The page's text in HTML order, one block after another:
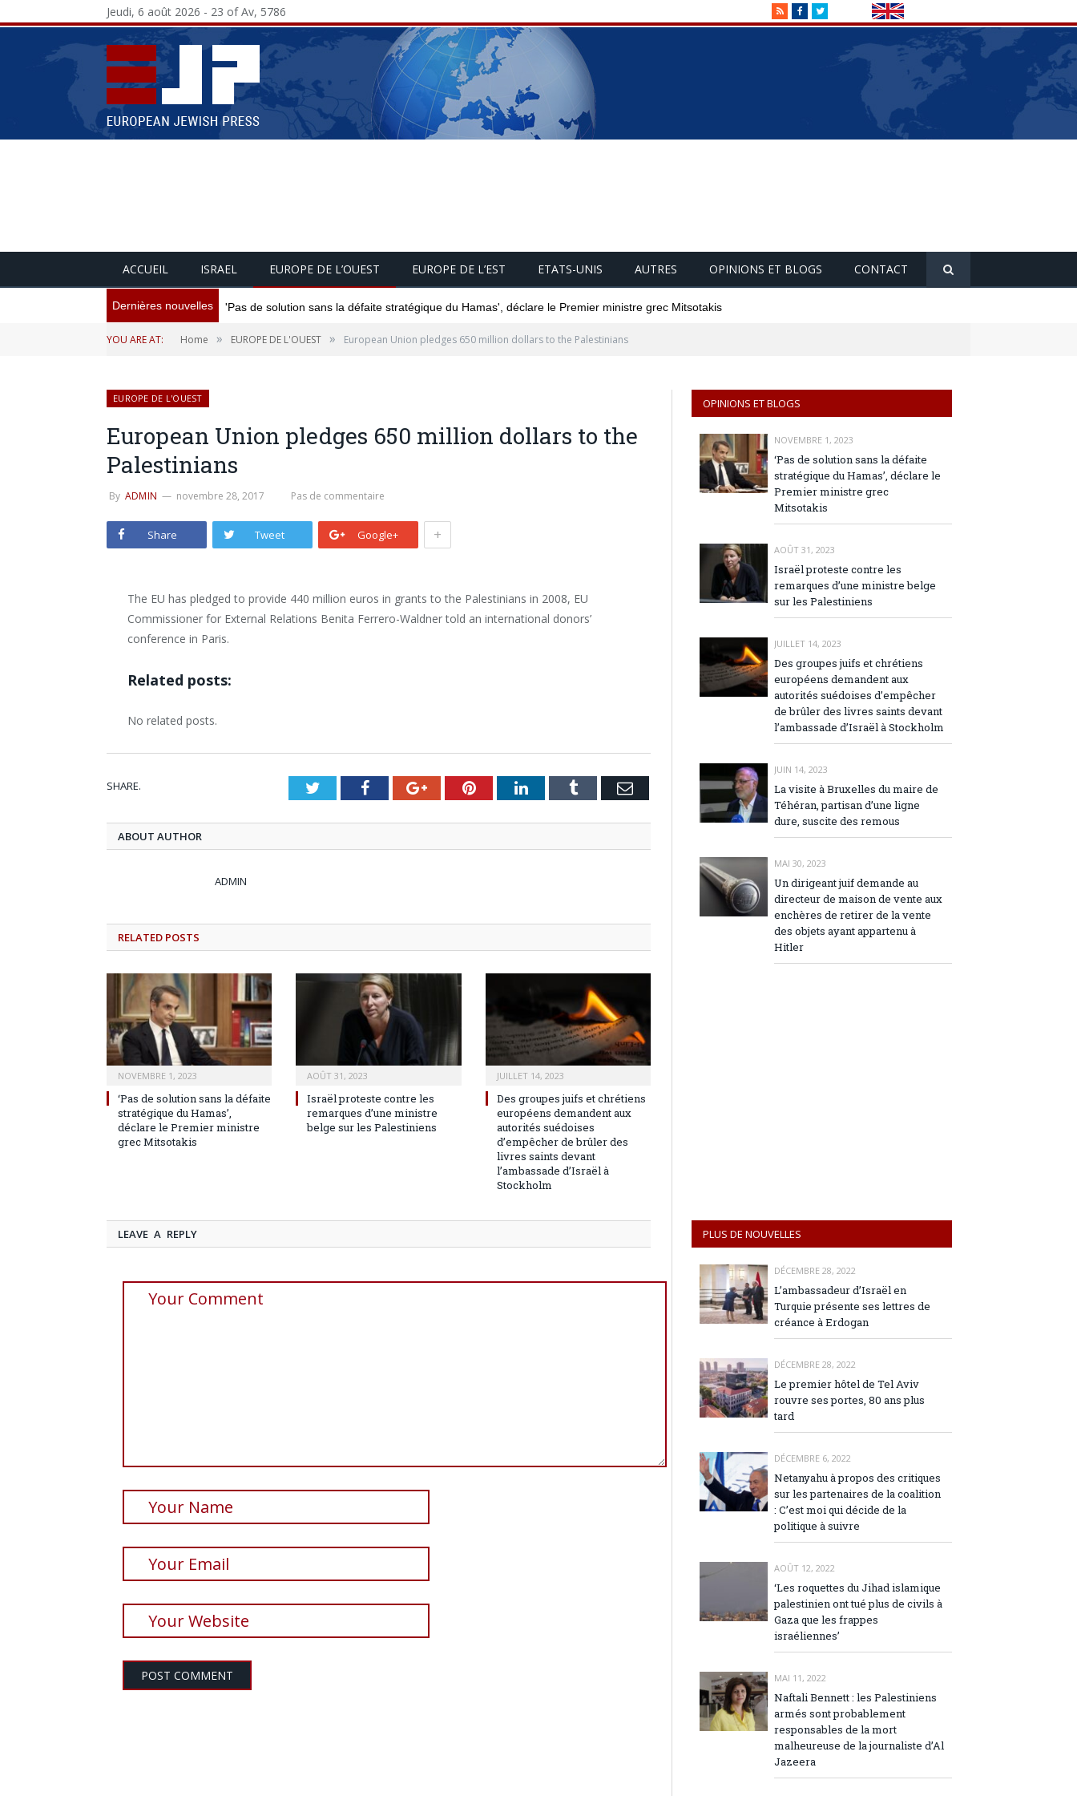
RSSFacebookTwitter
Jeudi, 6 août 2026 - 23 of Av, 5786
ACCUEIL ISRAEL EUROPE DE L’OUEST EUROPE DE L’EST ETATS-UNIS AUTRES OPINIONS ET BLOGS CONTACT
Dernières nouvelles 'Pas de solution sans la défaite stratégique du Hamas', déclare le Premier ministre grec Mitsotakis
YOU ARE AT: Home » EUROPE DE L'OUEST » European Union pledges 650 million dollars to the Palestinians
EUROPE DE L'OUEST
European Union pledges 650 million dollars to the
Palestinians
By ADMIN novembre 28, 2017 Pas de commentaire
Share Tweet Google+ +
The EU has pledged to provide 440 million euros in grants to the Palestinians in 2008, EU
Commissioner for External Relations Benita Ferrero-Waldner told an international donors’
conference in Paris.
Related posts:
No related posts.
SHARE. TwitterFacebookGoogle+PinterestLinkedInTumblr Email
ABOUT AUTHOR
ADMIN
RELATED POSTS
NOVEMBRE 1, 2023
‘Pas de solution sans la défaite
stratégique du Hamas’,
déclare le Premier ministre
grec Mitsotakis
AOÛT 31, 2023
Israël proteste contre les
remarques d’une ministre
belge sur les Palestiniens
JUILLET 14, 2023
Des groupes juifs et chrétiens
européens demandent aux
autorités suédoises
d’empêcher de brûler des
livres saints devant
l’ambassade d’Israël à
Stockholm
LEAVE A REPLY
OPINIONS ET BLOGS
NOVEMBRE 1, 2023
‘Pas de solution sans la défaite
stratégique du Hamas’, déclare le
Premier ministre grec
Mitsotakis
AOÛT 31, 2023
Israël proteste contre les
remarques d’une ministre belge
sur les Palestiniens
JUILLET 14, 2023
Des groupes juifs et chrétiens
européens demandent aux
autorités suédoises d’empêcher
de brûler des livres saints devant
l’ambassade d’Israël à Stockholm
JUIN 14, 2023
La visite à Bruxelles du maire de
Téhéran, partisan d’une ligne
dure, suscite des remous
MAI 30, 2023
Un dirigeant juif demande au
directeur de maison de vente aux
enchères de retirer de la vente
des objets ayant appartenu à
Hitler
PLUS DE NOUVELLES
DÉCEMBRE 28, 2022
L’ambassadeur d’Israël en
Turquie présente ses lettres de
créance à Erdogan
DÉCEMBRE 28, 2022
Le premier hôtel de Tel Aviv
rouvre ses portes, 80 ans plus
tard
DÉCEMBRE 6, 2022
Netanyahu à propos des critiques
sur les partenaires de la coalition
: C’est moi qui décide de la
politique à suivre
AOÛT 12, 2022
‘Les roquettes du Jihad islamique
palestinien ont tué plus de civils à
Gaza que les frappes
israéliennes’
MAI 11, 2022
Naftali Bennett : les Palestiniens
armés sont probablement
responsables de la mort
malheureuse de la journaliste d’Al
Jazeera